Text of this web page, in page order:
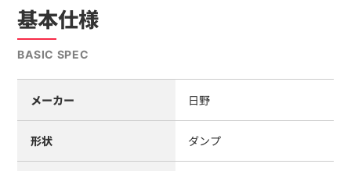
基本仕様
BASIC SPEC
メーカー 日野
形状 ダンプ